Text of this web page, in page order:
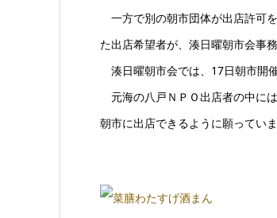
一方で別の朝市団体が出店許可
た出店希望者が、湊日曜朝市会事
湊日曜朝市会では、17日朝市開
元海の八戸ＮＰＯ出店者の中に
朝市に出店できるように願っていま